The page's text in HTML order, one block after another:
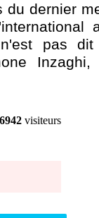
du dernier
pas dit
Inzaghi,
6942 visiteurs